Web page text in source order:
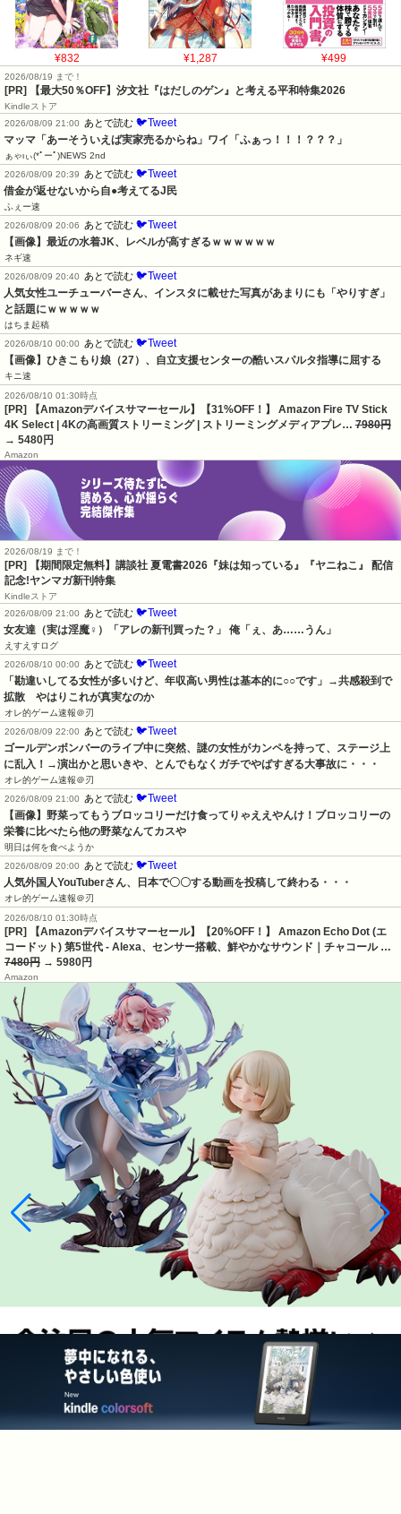
¥832 ¥1,287 ¥499
2026/08/19 まで！
[PR] 【最大50％OFF】汐文社『はだしのゲン』と考える平和特集2026
Kindleストア
2026/08/09 21:00
あとで読む 🐦Tweet
マッマ「あーそういえば実家売るからね」ワイ「ふぁっ！！！？？？」
ぁゃιぃ(*ﾟーﾟ)NEWS 2nd
2026/08/09 20:39
あとで読む 🐦Tweet
借金が返せないから自●考えてるJ民
ふぇー速
2026/08/09 20:06
あとで読む 🐦Tweet
【画像】最近の水着JK、レベルが高すぎるｗｗｗｗｗｗ
ネギ速
2026/08/09 20:40
あとで読む 🐦Tweet
人気女性ユーチューバーさん、インスタに載せた写真があまりにも「やりすぎ」
と話題にｗｗｗｗｗ
はちま起稿
2026/08/10 00:00
あとで読む 🐦Tweet
【画像】ひきこもり娘（27）、自立支援センターの酷いスパルタ指導に屈する
キニ速
2026/08/10 01:30時点
[PR] 【Amazonデバイスサマーセール】【31%OFF！】 Amazon Fire TV Stick
4K Select | 4Kの高画質ストリーミング | ストリーミングメディアプレ… 7980円
→ 5480円
Amazon
2026/08/19 まで！
[PR] 【期間限定無料】講談社 夏電書2026『妹は知っている』『ヤニねこ』 配信
記念!ヤンマガ新刊特集
Kindleストア
2026/08/09 21:00 あとで読む 🐦Tweet
女友達（実は淫魔♀）「アレの新刊買った？」 俺「ぇ、あ……うん」
えすえすログ
2026/08/10 00:00 あとで読む 🐦Tweet
「勘違いしてる女性が多いけど、年収高い男性は基本的に○○です」→共感殺到で
拡散　やはりこれが真実なのか
オレ的ゲーム速報＠刃
2026/08/09 22:00 あとで読む 🐦Tweet
ゴールデンボンバーのライブ中に突然、謎の女性がカンペを持って、ステージ上
に乱入！→演出かと思いきや、とんでもなくガチでやばすぎる大事故に・・・
オレ的ゲーム速報＠刃
2026/08/09 21:00 あとで読む 🐦Tweet
【画像】野菜ってもうブロッコリーだけ食ってりゃええやんけ！ブロッコリーの
栄養に比べたら他の野菜なんてカスや
明日は何を食べようか
2026/08/09 20:00 あとで読む 🐦Tweet
人気外国人YouTuberさん、日本で〇〇する動画を投稿して終わる・・・
オレ的ゲーム速報＠刃
2026/08/10 01:30時点
[PR] 【Amazonデバイスサマーセール】【20%OFF！】 Amazon Echo Dot (エ
コードット) 第5世代 - Alexa、センサー搭載、鮮やかなサウンド｜チャコール …
7480円 → 5980円
Amazon